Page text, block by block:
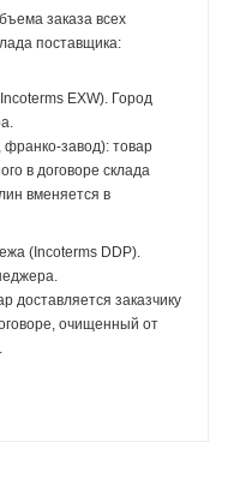
заказа всех
поставщика:
EXW). Город
франко-завод): товар
в договоре склада
вменяется в
(Incoterms DDP).
доставляется заказчику
очищенный от